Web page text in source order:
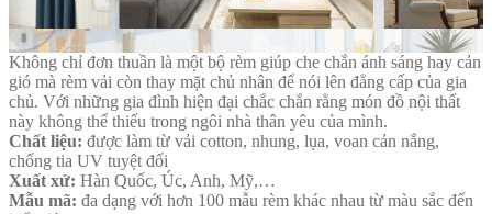
Không chỉ đơn thuần là một bộ rèm giúp che chắn ánh sáng hay cản
gió mà rèm vải còn thay mặt chủ nhân để nói lên đẳng cấp của gia
chủ. Với những gia đình hiện đại chắc chắn rằng món đồ nội thất
này không thể thiếu trong ngôi nhà thân yêu của mình.
Chất liệu: được làm từ vải cotton, nhung, lụa, voan cản nắng,
chống tia UV tuyệt đối
Xuất xứ: Hàn Quốc, Úc, Anh, Mỹ,…
Mẫu mã: đa dạng với hơn 100 mẫu rèm khác nhau từ màu sắc đến